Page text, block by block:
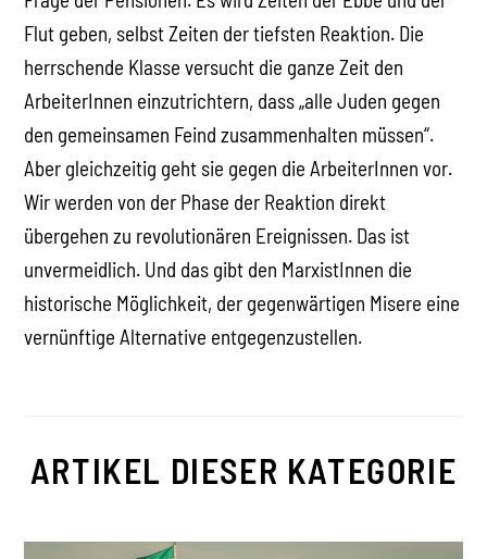
Flut geben, selbst Zeiten der tiefsten Reaktion. Die
herrschende Klasse versucht die ganze Zeit den
ArbeiterInnen einzutrichtern, dass „alle Juden gegen
den gemeinsamen Feind zusammenhalten müssen“.
Aber gleichzeitig geht sie gegen die ArbeiterInnen vor.
Wir werden von der Phase der Reaktion direkt
übergehen zu revolutionären Ereignissen. Das ist
unvermeidlich. Und das gibt den MarxistInnen die
historische Möglichkeit, der gegenwärtigen Misere eine
vernünftige Alternative entgegenzustellen.
ARTIKEL DIESER KATEGORIE